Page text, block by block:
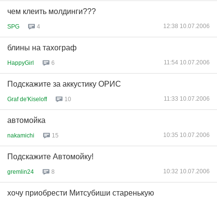
чем клеить молдинги???
SPG 4 12:38 10.07.2006
блины на тахограф
HappyGirl 6 11:54 10.07.2006
Подскажите за аккустику ОРИС
Graf de'Kiseloff 10 11:33 10.07.2006
автомойка
nakamichi 15 10:35 10.07.2006
Подскажите Автомойку!
gremlin24 8 10:32 10.07.2006
хочу приобрести Митсубиши старенькую